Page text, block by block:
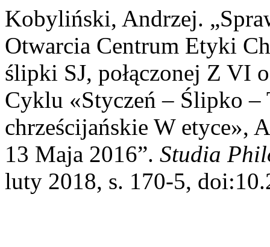
Kobyliński, Andrzej.
Otwarcia Centrum Etyki
ślipki SJ, połączonej Z VI
Cyklu «Styczeń – Ślipko –
chrześcijańskie W etyce»,
13 Maja 2016”. Studia
luty 2018, s. 170-5,